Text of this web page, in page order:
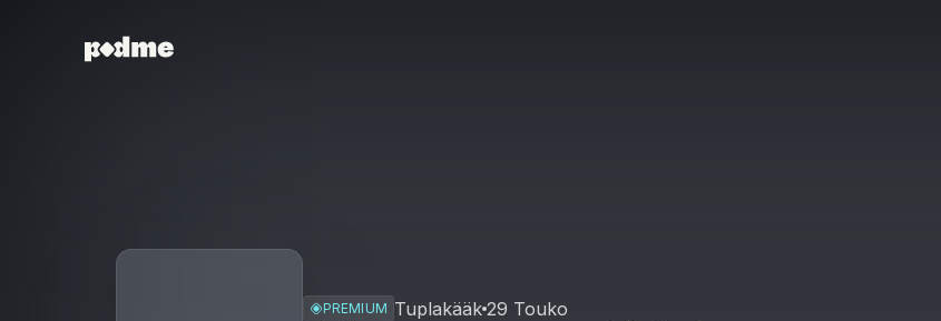
PREMIUM Tuplakääk 29 Touko